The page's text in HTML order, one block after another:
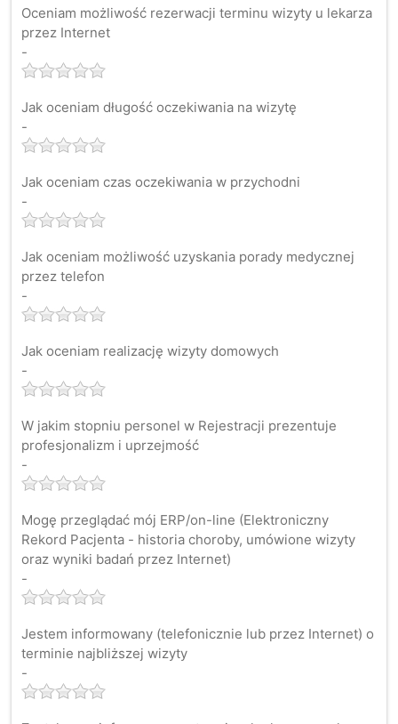
Oceniam możliwość rezerwacji terminu wizyty u lekarza
przez Internet
-
Jak oceniam długość oczekiwania na wizytę
-
Jak oceniam czas oczekiwania w przychodni
-
Jak oceniam możliwość uzyskania porady medycznej
przez telefon
-
Jak oceniam realizację wizyty domowych
-
W jakim stopniu personel w Rejestracji prezentuje
profesjonalizm i uprzejmość
-
Mogę przeglądać mój ERP/on-line (Elektroniczny
Rekord Pacjenta - historia choroby, umówione wizyty
oraz wyniki badań przez Internet)
-
Jestem informowany (telefonicznie lub przez Internet) o
terminie najbliższej wizyty
-